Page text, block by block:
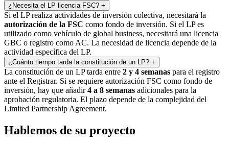
¿Necesita el LP licencia FSC? +
Si el LP realiza actividades de inversión colectiva, necesitará la
autorización de la FSC como fondo de inversión. Si el LP es
utilizado como vehículo de global business, necesitará una licencia
GBC o registro como AC. La necesidad de licencia depende de la
actividad específica del LP.
¿Cuánto tiempo tarda la constitución de un LP? +
La constitución de un LP tarda entre 2 y 4 semanas para el registro
ante el Registrar. Si se requiere autorización FSC como fondo de
inversión, hay que añadir4 a 8 semanas adicionales para la
aprobación regulatoria. El plazo depende de la complejidad del
Limited Partnership Agreement.
Hablemos de su proyecto